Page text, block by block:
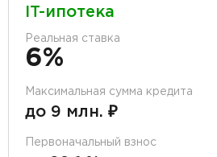
IT-ипотека
Реальная ставка
6%
Максимальная сумма кредита
до 9 млн. ₽
Первоначальный взнос